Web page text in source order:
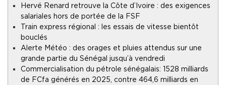
Hervé Renard retrouve la Côte d’Ivoire : des exigences
salariales hors de portée de la FSF
Train express régional : les essais de vitesse bientôt
bouclés
Alerte Météo : des orages et pluies attendus sur une
grande partie du Sénégal jusqu’à vendredi
Commercialisation du pétrole sénégalais : 1528 milliards
de FCfa générés en 2025, contre 464,6 milliards en